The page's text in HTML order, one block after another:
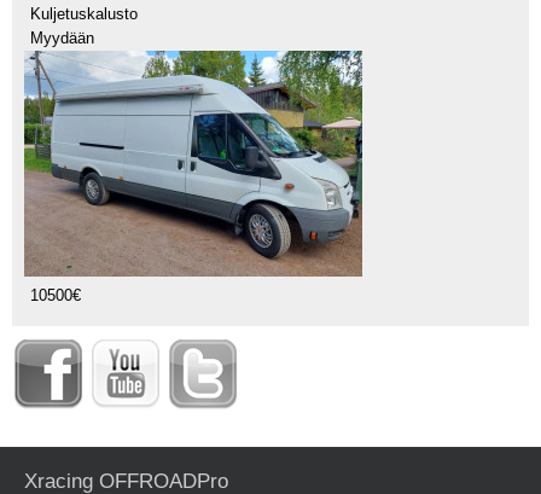
Kuljetuskalusto
Myydään
10500€
Xracing OFFROADPro